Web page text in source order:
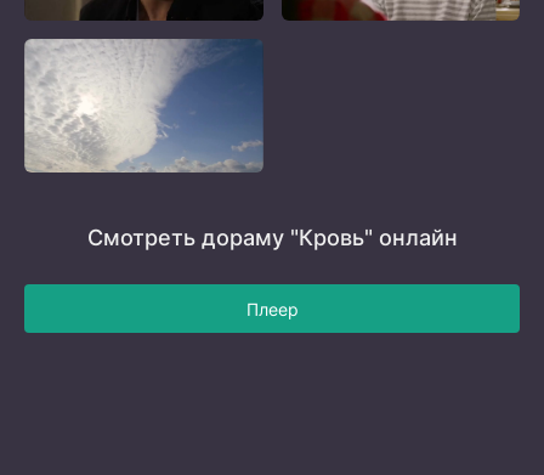
Смотреть дораму "Кровь" онлайн
Плеер